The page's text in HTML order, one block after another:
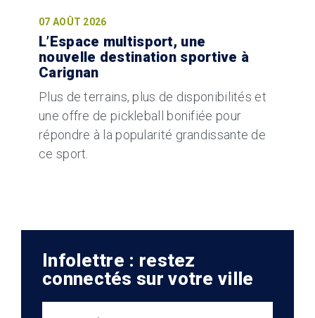
07 AOÛT 2026
L’Espace multisport, une
nouvelle destination sportive à
Carignan
Plus de terrains, plus de disponibilités et
une offre de pickleball bonifiée pour
répondre à la popularité grandissante de
ce sport.
Infolettre : restez
connectés sur votre ville